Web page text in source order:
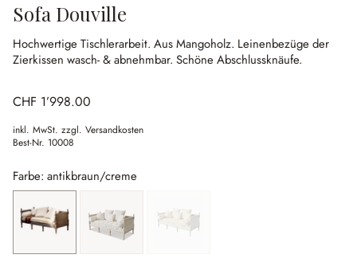
Sofa Douville
Hochwertige Tischlerarbeit. Aus Mangoholz. Leinenbezüge der
Zierkissen wasch- & abnehmbar. Schöne Abschlussknäufe.
CHF 1’998.00
inkl. MwSt. zzgl. Versandkosten
Best-Nr. 10008
Farbe: antikbraun/creme
antikbraun/cremeantikweiss grau/leinen
(Diese Option ist zurzeit nicht verfügbar.)